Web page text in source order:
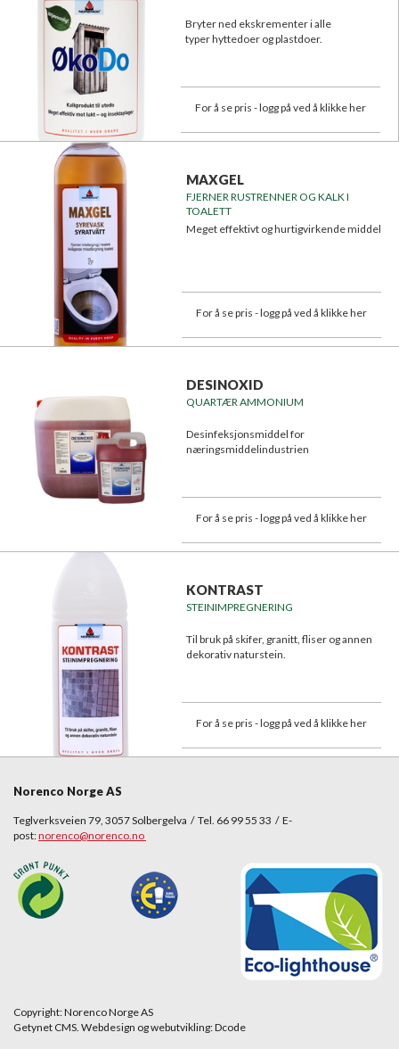
Bryter ned ekskrementer i alle
typer hyttedoer og plastdoer.
For å se pris - logg på ved å klikke her
MAXGEL
FJERNER RUSTRENNER OG KALK I
TOALETT
Meget effektivt og hurtigvirkende middel
For å se pris - logg på ved å klikke her
DESINOXID
QUARTÆR AMMONIUM
Desinfeksjonsmiddel for
næringsmiddelindustrien
For å se pris - logg på ved å klikke her
KONTRAST
STEINIMPREGNERING
Til bruk på skifer, granitt, fliser og annen
dekorativ naturstein.
For å se pris - logg på ved å klikke her
Norenco Norge AS
Teglverksveien 79, 3057 Solbergelva / Tel. 66 99 55 33 / E-
post:norenco@norenco.no
Copyright: Norenco Norge AS
Getynet CMS. Webdesign og webutvikling: Dcode